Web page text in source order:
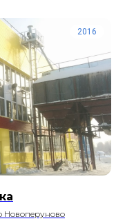
2016
Новоперуново